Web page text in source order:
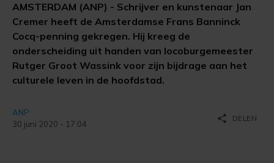
AMSTERDAM (ANP) - Schrijver en kunstenaar Jan
Cremer heeft de Amsterdamse Frans Banninck
Cocq-penning gekregen. Hij kreeg de
onderscheiding uit handen van locoburgemeester
Rutger Groot Wassink voor zijn bijdrage aan het
culturele leven in de hoofdstad.
ANP
30 juni 2020 - 17:04
share DELEN